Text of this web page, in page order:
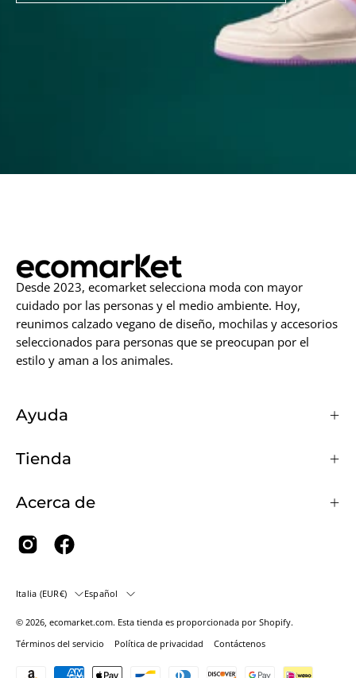
a
nuestro
boletín
Desde 2023, ecomarket selecciona moda con mayor
cuidado por las personas y el medio ambiente. Hoy,
reunimos calzado vegano de diseño, mochilas y accesorios
seleccionados para personas que se preocupan por el
estilo y aman a los animales.
Ayuda
Tienda
Acerca de
País
Italia (EUR€) Idioma
Español
© 2026, ecomarket.com. Esta tienda es proporcionada por Shopify.
Términos del servicio
Política de privacidad Contáctenos